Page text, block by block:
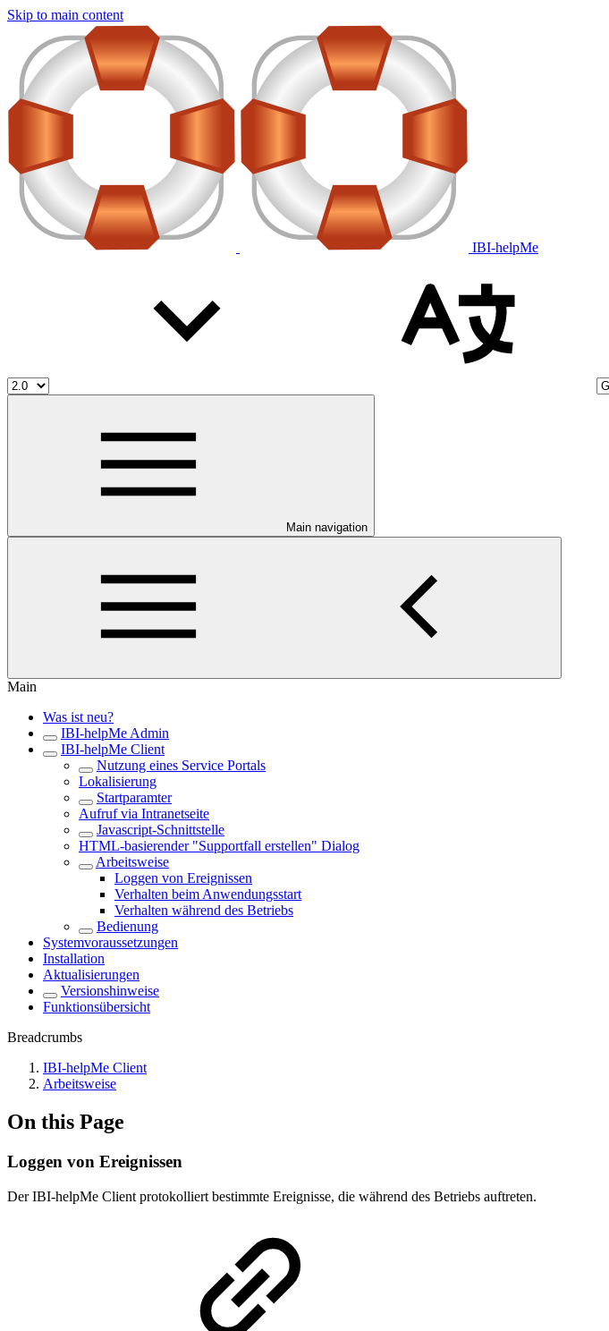
Skip to main content
IBI-helpMe
Main navigation
Main
Was ist neu?
IBI-helpMe Admin
IBI-helpMe Client
Nutzung eines Service Portals
Lokalisierung
Startparamter
Aufruf via Intranetseite
Javascript-Schnittstelle
HTML-basierender "Supportfall erstellen" Dialog
Arbeitsweise
Loggen von Ereignissen
Verhalten beim Anwendungsstart
Verhalten während des Betriebs
Bedienung
Systemvoraussetzungen
Installation
Aktualisierungen
Versionshinweise
Funktionsübersicht
Breadcrumbs
IBI-helpMe Client
Arbeitsweise
On this Page
Loggen von Ereignissen
Der IBI-helpMe Client protokolliert bestimmte Ereignisse, die während des Betriebs auftreten.